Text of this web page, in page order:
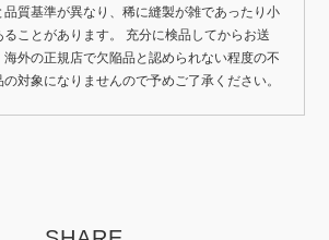
質基準が異なり、稀に縫製が雑であったり小
ことがあります。 充分に検品してからお送
海外の正規店で欠陥品と認められない程度の不
対象になりませんので予めご了承ください。